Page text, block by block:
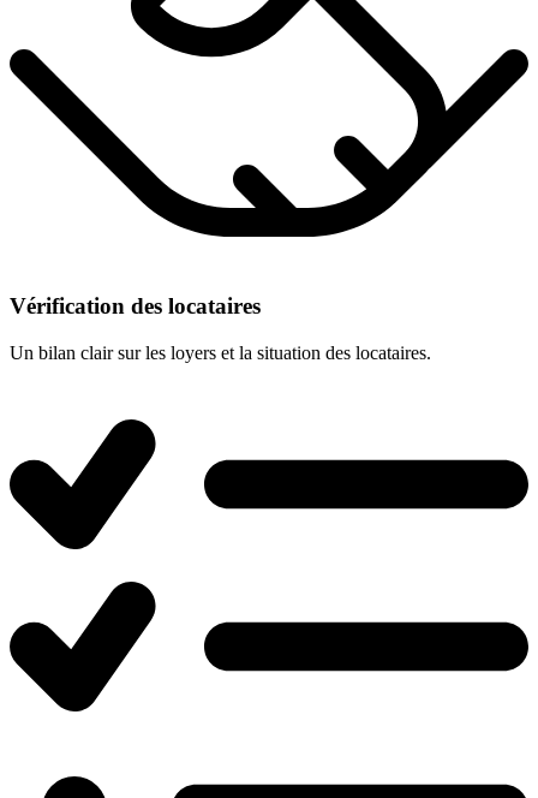
Vérification des locataires
Un bilan clair sur les loyers et la situation des locataires.